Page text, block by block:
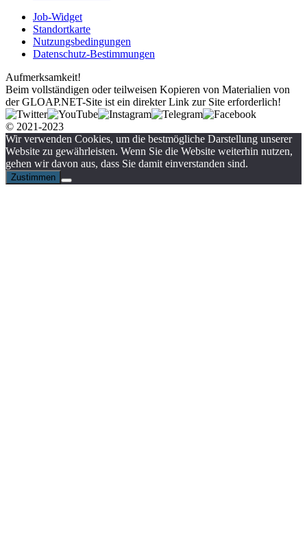
Job-Widget
Standortkarte
Nutzungsbedingungen
Datenschutz-Bestimmungen
Aufmerksamkeit!
Beim vollständigen oder teilweisen Kopieren von Materialien von
der GLOAP.NET-Site ist ein direkter Link zur Site erforderlich!
© 2021-2023
Wir verwenden Cookies, um die bestmögliche Darstellung unserer
Website zu gewährleisten. Wenn Sie die Website weiterhin nutzen,
gehen wir davon aus, dass Sie damit einverstanden sind.
Zustimmen